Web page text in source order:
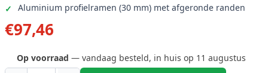
Aluminium profielramen (30 mm) met afgeronde randen
€97,46
Op voorraad — vandaag besteld, in huis op 11 augustus